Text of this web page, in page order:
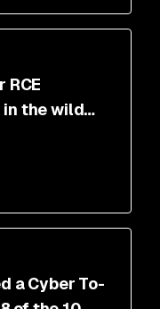
the wild
a Cyber To-